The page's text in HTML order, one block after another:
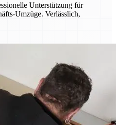
Unterstützung für
Umzüge. Verlässlich,